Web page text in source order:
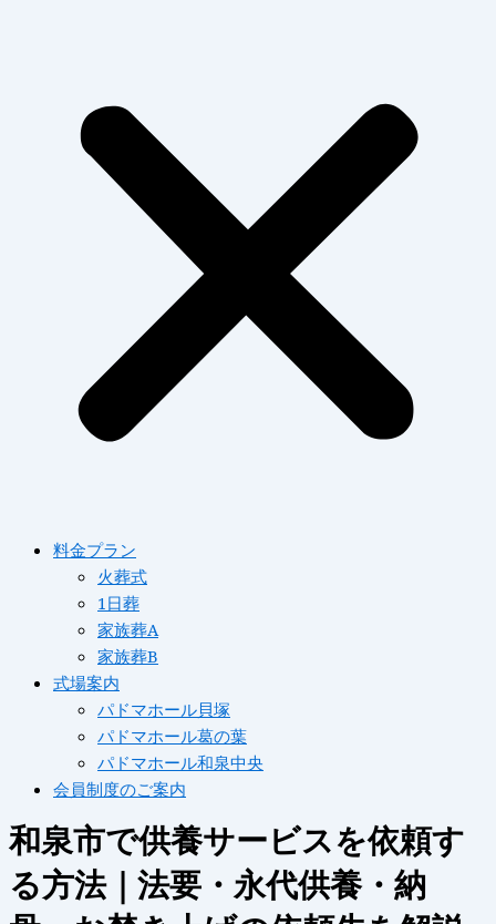
料金プラン
火葬式
1日葬
家族葬A
家族葬B
式場案内
パドマホール貝塚
パドマホール葛の葉
パドマホール和泉中央
会員制度のご案内
和泉市で供養サービスを依頼す
る方法｜法要・永代供養・納